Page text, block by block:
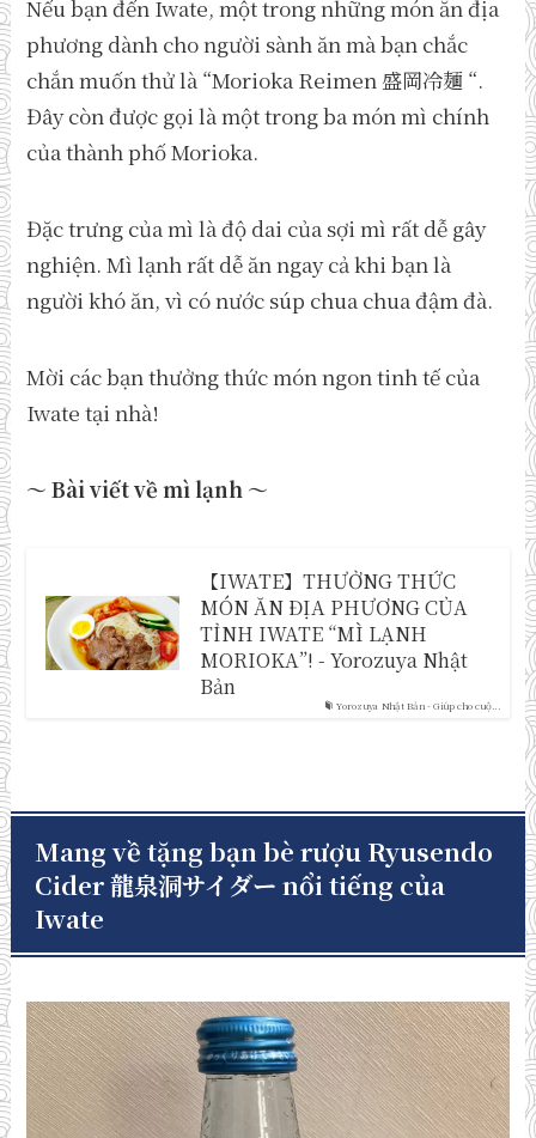
Nếu bạn đến Iwate, một trong những món ăn địa
phương dành cho người sành ăn mà bạn chắc
chắn muốn thử là “Morioka Reimen 盛岡冷麺 “.
Đây còn được gọi là một trong ba món mì chính
của thành phố Morioka.
Đặc trưng của mì là độ dai của sợi mì rất dễ gây
nghiện. Mì lạnh rất dễ ăn ngay cả khi bạn là
người khó ăn, vì có nước súp chua chua đậm đà.
Mời các bạn thưởng thức món ngon tinh tế của
Iwate tại nhà!
～ Bài viết về mì lạnh ～
Yorozuya Nhật Bản - Giúp cho cuộ...
【IWATE】THƯỞNG THỨC
MÓN ĂN ĐỊA PHƯƠNG CỦA
TỈNH IWATE “MÌ LẠNH
MORIOKA”! - Yorozuya Nhật
Bản
Mang về tặng bạn bè rượu Ryusendo
Cider 龍泉洞サイダー nổi tiếng của
Iwate